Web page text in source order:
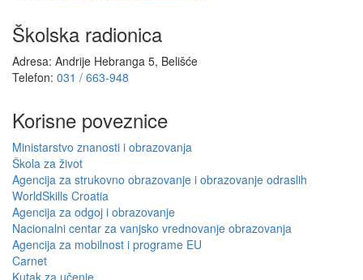
Školska radionica
Adresa: Andrije Hebranga 5, Belišće
Telefon: 031 / 663-948
Korisne poveznice
Ministarstvo znanosti i obrazovanja
Škola za život
Agencija za strukovno obrazovanje i obrazovanje odraslih
WorldSkills Croatia
Agencija za odgoj i obrazovanje
Nacionalni centar za vanjsko vrednovanje obrazovanja
Agencija za mobilnost i programe EU
Carnet
Kutak za učenje